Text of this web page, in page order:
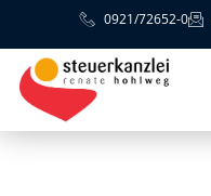
0921/72652-0